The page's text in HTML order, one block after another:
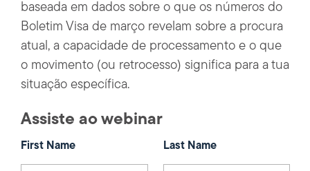
baseada em dados sobre o que os números do
Boletim Visa de março revelam sobre a procura
atual, a capacidade de processamento e o que
o movimento (ou retrocesso) significa para a tua
situação específica.
Assiste ao webinar